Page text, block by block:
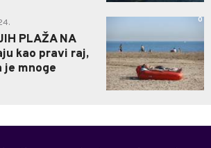
PLAŽA NA
kao pravi raj,
je mnoge
0